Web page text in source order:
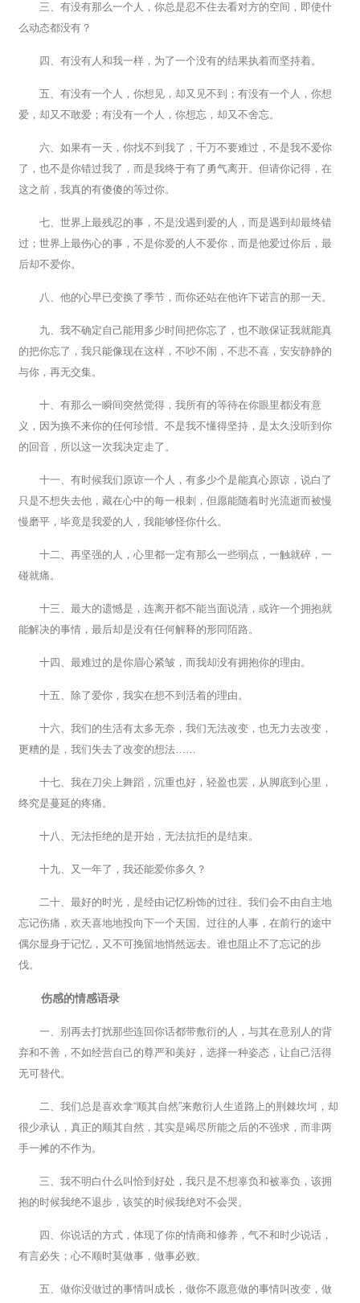
三、有没有那么一个人，你总是忍不住去看对方的空间，即使什
么动态都没有？
四、有没有人和我一样，为了一个没有的结果执着而坚持着。
五、有没有一个人，你想见，却又见不到；有没有一个人，你想
爱，却又不敢爱；有没有一个人，你想忘，却又不舍忘。
六、如果有一天，你找不到我了，千万不要难过，不是我不爱你
了，也不是你错过我了，而是我终于有了勇气离开。但请你记得，在
这之前，我真的有傻傻的等过你。
七、世界上最残忍的事，不是没遇到爱的人，而是遇到却最终错
过；世界上最伤心的事，不是你爱的人不爱你，而是他爱过你后，最
后却不爱你。
八、他的心早已变换了季节，而你还站在他许下诺言的那一天。
九、我不确定自己能用多少时间把你忘了，也不敢保证我就能真
的把你忘了，我只能像现在这样，不吵不闹，不悲不喜，安安静静的
与你，再无交集。
十、有那么一瞬间突然觉得，我所有的等待在你眼里都没有意
义，因为换不来你的任何珍惜。不是我不懂得坚持，是太久没听到你
的回音，所以这一次我决定走了。
十一、有时候我们原谅一个人，有多少个是能真心原谅，说白了
只是不想失去他，藏在心中的每一根刺，但愿能随着时光流逝而被慢
慢磨平，毕竟是我爱的人，我能够怪你什么。
十二、再坚强的人，心里都一定有那么一些弱点，一触就碎，一
碰就痛。
十三、最大的遗憾是，连离开都不能当面说清，或许一个拥抱就
能解决的事情，最后却是没有任何解释的形同陌路。
十四、最难过的是你眉心紧皱，而我却没有拥抱你的理由。
十五、除了爱你，我实在想不到活着的理由。
十六、我们的生活有太多无奈，我们无法改变，也无力去改变，
更糟的是，我们失去了改变的想法……
十七、我在刀尖上舞蹈，沉重也好，轻盈也罢，从脚底到心里，
终究是蔓延的疼痛。
十八、无法拒绝的是开始，无法抗拒的是结束。
十九、又一年了，我还能爱你多久？
二十、最好的时光，是经由记忆粉饰的过往。我们会不由自主地
忘记伤痛，欢天喜地地投向下一个天国。过往的人事，在前行的途中
偶尔显身于记忆，又不可挽留地悄然远去。谁也阻止不了忘记的步
伐。
伤感的情感语录
一、别再去打扰那些连回你话都带敷衍的人，与其在意别人的背
弃和不善，不如经营自己的尊严和美好，选择一种姿态，让自己活得
无可替代。
二、我们总是喜欢拿“顺其自然”来敷衍人生道路上的荆棘坎坷，却
很少承认，真正的顺其自然，其实是竭尽所能之后的不强求，而非两
手一摊的不作为。
三、我不明白什么叫恰到好处，我只是不想辜负和被辜负，该拥
抱的时候我绝不退步，该笑的时候我绝对不会哭。
四、你说话的方式，体现了你的情商和修养，气不和时少说话，
有言必失；心不顺时莫做事，做事必败。
五、做你没做过的事情叫成长，做你不愿意做的事情叫改变，做